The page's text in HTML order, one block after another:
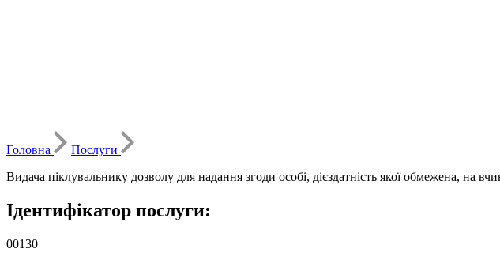
Головна
Послуги
Видача піклувальнику дозволу для надання згоди особі, дієздатність якої обмежена, на
Ідентифікатор послуги:
00130